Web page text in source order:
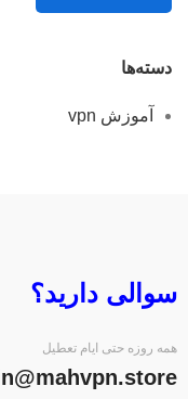
دسته‌ها
آموزش vpn
سوالی دارید؟
همه روزه حتی ایام تعطیل